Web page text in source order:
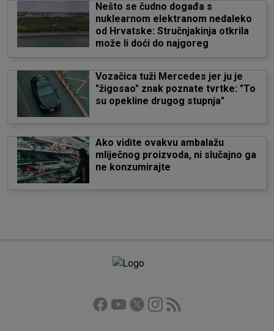
Nešto se čudno događa s
nuklearnom elektranom nedaleko
od Hrvatske: Stručnjakinja otkrila
može li doći do najgoreg
Vozačica tuži Mercedes jer ju je
"žigosao" znak poznate tvrtke: "To
su opekline drugog stupnja"
Ako vidite ovakvu ambalažu
mliječnog proizvoda, ni slučajno ga
ne konzumirajte